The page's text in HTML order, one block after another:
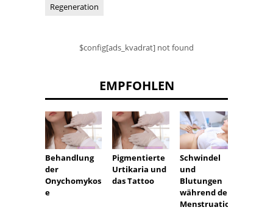
Regeneration
$config[ads_kvadrat] not found
EMPFOHLEN
Behandlung
der
Onychomykos
e
Pigmentierte
Urtikaria und
das Tattoo
Schwindel
und
Blutungen
während der
Menstruation